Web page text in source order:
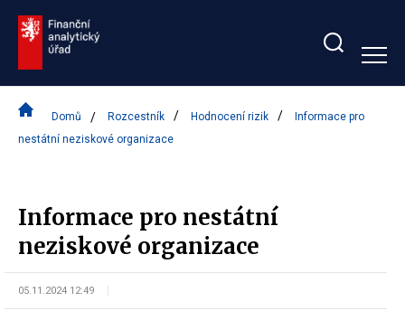
Zobrazit/skrýt
bar
Domů Rozcestník Hodnocení rizik
Informace pro
nestátní neziskové organizace
Informace pro nestátní
neziskové organizace
05.11.2024 12:49